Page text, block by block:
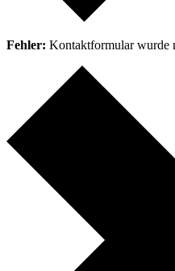
Fehler: Kontaktformular wurde